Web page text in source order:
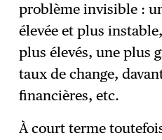
problème invisible :
élevée et plus
plus élevés, une plus
taux de change,
financières, etc.
À court terme